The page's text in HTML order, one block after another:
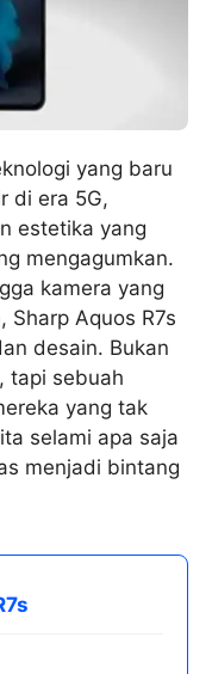
yang baru
di era 5G,
estetika yang
mengagumkan.
kamera yang
Sharp Aquos R7s
desain. Bukan
tapi sebuah
yang tak
selami apa saja
menjadi bintang